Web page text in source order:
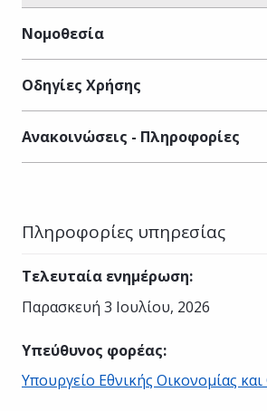
Νομοθεσία
Οδηγίες Χρήσης
Ανακοινώσεις - Πληροφορίες
Πληροφορίες υπηρεσίας
Τελευταία ενημέρωση:
Παρασκευή 3 Ιουλίου, 2026
Υπεύθυνος φορέας:
Υπουργείο Εθνικής Οικονομίας